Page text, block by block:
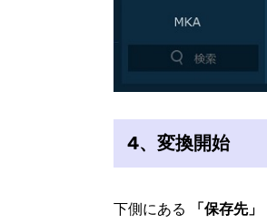
4、変換開始
下側にある 「保存先」